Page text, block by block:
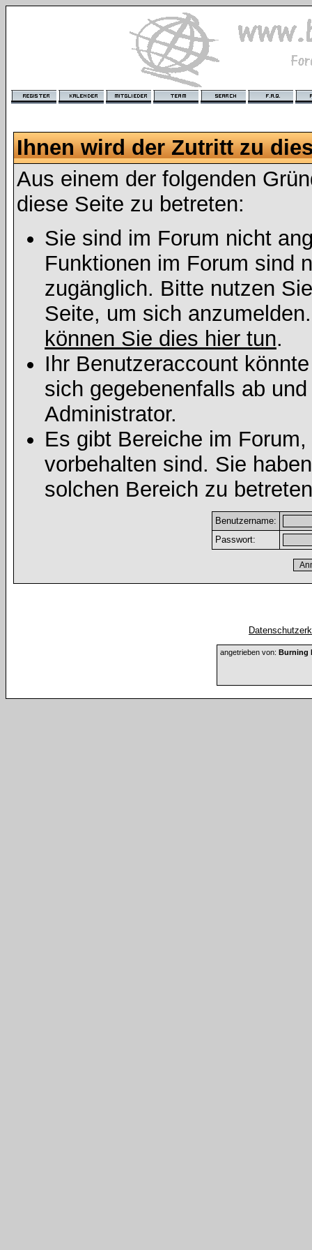
Ihnen wird der Zutritt zu
Aus einem der folgenden
diese Seite zu betreten:
Sie sind im Forum nicht
Funktionen im Forum sind
zugänglich. Bitte nutzen
Seite, um sich
können Sie dies hier tun.
Ihr Benutzeraccount
sich gegebenenfalls ab
Administrator.
Es gibt Bereiche im
vorbehalten sind. Sie
solchen Bereich zu
Benutzername:
Passwort:
angetrieben von: Burning